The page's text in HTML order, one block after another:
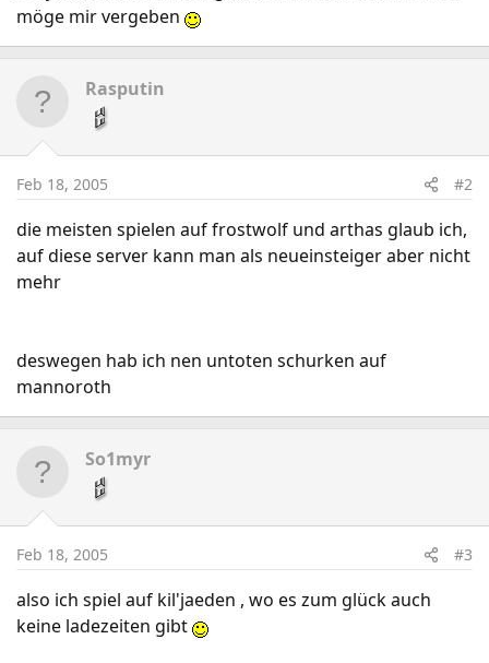
möge mir vergeben
Rasputin
Feb 18, 2005 #2
die meisten spielen auf frostwolf und arthas glaub ich,
auf diese server kann man als neueinsteiger aber nicht
mehr
deswegen hab ich nen untoten schurken auf
mannoroth
So1myr
Feb 18, 2005 #3
also ich spiel auf kil'jaeden , wo es zum glück auch
keine ladezeiten gibt